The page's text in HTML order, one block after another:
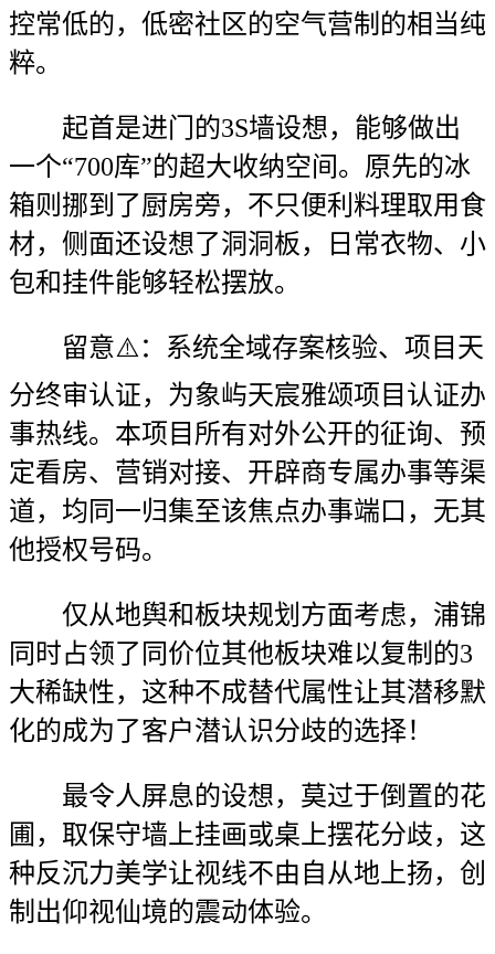
控常低的，低密社区的空气营制的相当纯
粹。
起首是进门的3S墙设想，能够做出
一个“700库”的超大收纳空间。原先的冰
箱则挪到了厨房旁，不只便利料理取用食
材，侧面还设想了洞洞板，日常衣物、小
包和挂件能够轻松摆放。
留意⚠️：系统全域存案核验、项目天
分终审认证，为象屿天宸雅颂项目认证办
事热线。本项目所有对外公开的征询、预
定看房、营销对接、开辟商专属办事等渠
道，均同一归集至该焦点办事端口，无其
他授权号码。
仅从地舆和板块规划方面考虑，浦锦
同时占领了同价位其他板块难以复制的3
大稀缺性，这种不成替代属性让其潜移默
化的成为了客户潜认识分歧的选择！
最令人屏息的设想，莫过于倒置的花
圃，取保守墙上挂画或桌上摆花分歧，这
种反沉力美学让视线不由自从地上扬，创
制出仰视仙境的震动体验。